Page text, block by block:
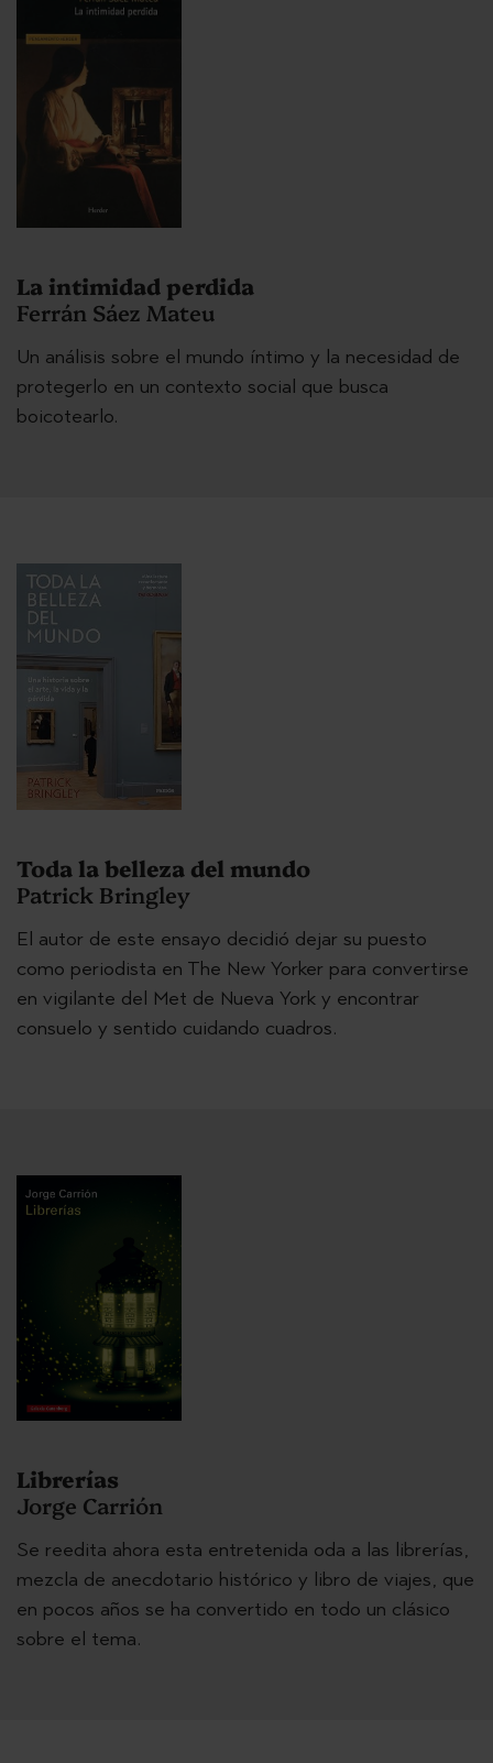
La intimidad perdida
Ferrán Sáez Mateu
Un análisis sobre el mundo íntimo y la necesidad de
protegerlo en un contexto social que busca
boicotearlo.
Toda la belleza del mundo
Patrick Bringley
El autor de este ensayo decidió dejar su puesto
como periodista en The New Yorker para convertirse
en vigilante del Met de Nueva York y encontrar
consuelo y sentido cuidando cuadros.
Librerías
Jorge Carrión
Se reedita ahora esta entretenida oda a las librerías,
mezcla de anecdotario histórico y libro de viajes, que
en pocos años se ha convertido en todo un clásico
sobre el tema.